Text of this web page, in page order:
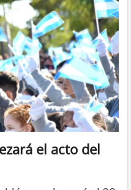
el acto del